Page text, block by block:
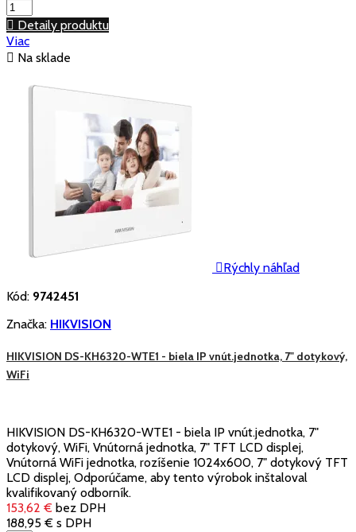
 Detaily produktu
Viac
 Na sklade
Rýchly náhľad
Kód: 9742451
Značka: HIKVISION
HIKVISION DS-KH6320-WTE1 - biela IP vnút.jednotka, 7" dotykový,
WiFi
HIKVISION DS-KH6320-WTE1 - biela IP vnút.jednotka, 7"
dotykový, WiFi, Vnútorná jednotka, 7" TFT LCD displej,
Vnútorná WiFi jednotka, rozíšenie 1024x600, 7" dotykový TFT
LCD displej, Odporúčame, aby tento výrobok inštaloval
kvalifikovaný odborník.
153,62 € bez DPH
188,95 € s DPH